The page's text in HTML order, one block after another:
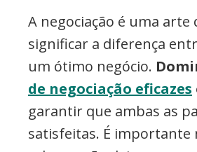
A negociação é uma arte
significar a diferença
um ótimo negócio.
de negociação eficazes
garantir que ambas as
satisfeitas. É importante